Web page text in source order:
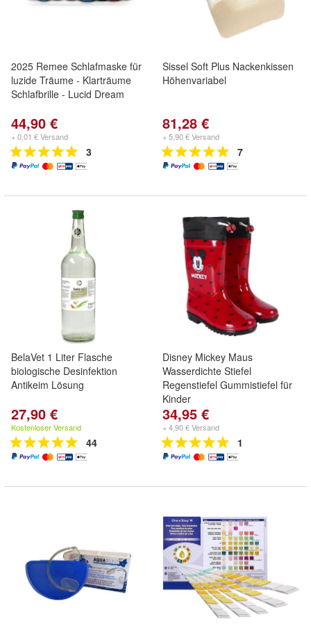
2025 Remee Schlafmaske für
luzide Träume - Klarträume
Schlafbrille - Lucid Dream
44,90 €
+ 0,01 € Versand
3
Sissel Soft Plus Nackenkissen
Höhenvariabel
81,28 €
+ 5,90 € Versand
7
BelaVet 1 Liter Flasche
biologische Desinfektion
Antikeim Lösung
27,90 €
Kostenloser Versand
44
Disney Mickey Maus
Wasserdichte Stiefel
Regenstiefel Gummistiefel für
Kinder
34,95 €
+ 4,90 € Versand
1